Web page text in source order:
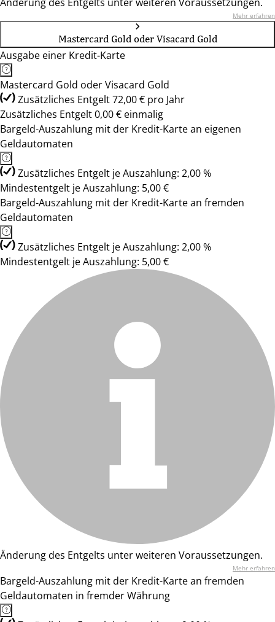
Mehr erfahren
Mastercard Gold oder Visacard Gold
Ausgabe einer Kredit-Karte
Mastercard Gold oder Visacard Gold
Zusätzliches Entgelt 72,00 € pro Jahr
Zusätzliches Entgelt 0,00 € einmalig
Bargeld-Auszahlung mit der Kredit-Karte an eigenen
Geldautomaten
Zusätzliches Entgelt je Auszahlung: 2,00 %
Mindestentgelt je Auszahlung: 5,00 €
Bargeld-Auszahlung mit der Kredit-Karte an fremden
Geldautomaten
Zusätzliches Entgelt je Auszahlung: 2,00 %
Mindestentgelt je Auszahlung: 5,00 €
Änderung des Entgelts unter weiteren Voraussetzungen.
Mehr erfahren
Bargeld-Auszahlung mit der Kredit-Karte an fremden
Geldautomaten in fremder Währung